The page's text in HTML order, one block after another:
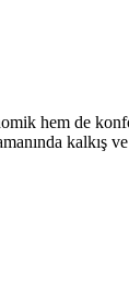
hem de
kalkış ve